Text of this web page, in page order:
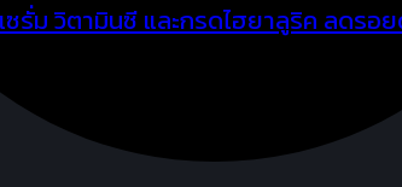
รั่ม วิตามินซี และกรดไฮยาลูริค ลดร